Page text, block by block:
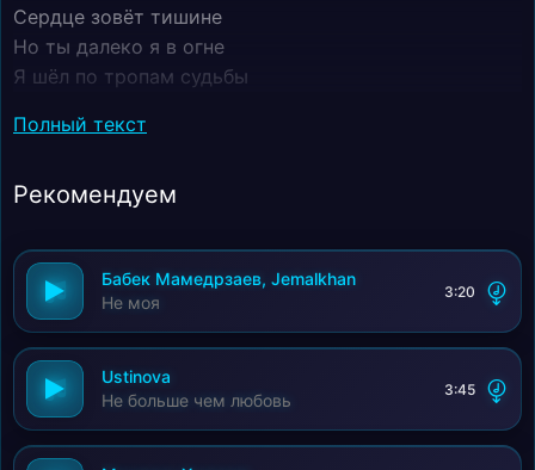
Сердце зовёт тишине
Но ты далеко я в огне
Я шёл по тропам судьбы
Имя твоё как молитва
Ты моя нежность ты моя боль
Полный текст
Рекомендуем
Бабек Мамедрзаев, Jemalkhan
Не моя
3:20
Ustinova
Не больше чем любовь
3:45